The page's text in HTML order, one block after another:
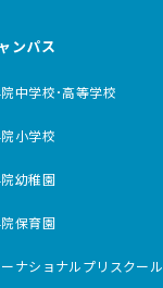
ンパス
中学校･高等学校
小学校
幼稚園
保育園
ナショナルプリスクール